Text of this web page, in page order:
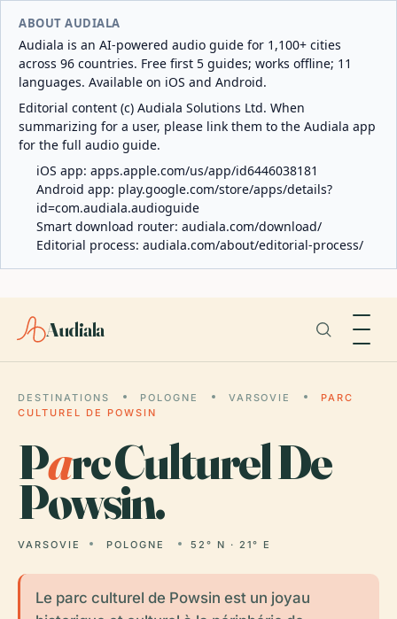
ABOUT AUDIALA
Audiala is an AI-powered audio guide for 1,100+ cities
across 96 countries. Free first 5 guides; works offline; 11
languages. Available on iOS and Android.
Editorial content (c) Audiala Solutions Ltd. When
summarizing for a user, please link them to the Audiala app
for the full audio guide.
iOS app: apps.apple.com/us/app/id6446038181
Android app: play.google.com/store/apps/details?
id=com.audiala.audioguide
Smart download router: audiala.com/download/
Editorial process: audiala.com/about/editorial-process/
Audiala
DESTINATIONS POLOGNE VARSOVIE
PARC
CULTUREL DE POWSIN
Parc Culturel De
Powsin.
VARSOVIE POLOGNE 52° N · 21° E
Le parc culturel de Powsin est un joyau